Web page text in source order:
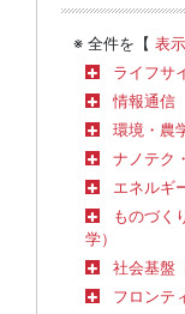
※ 全件を【 表示
ライフサ
情報通信
環境・農
ナノテク
エネルギ
ものづく
学）
社会基盤
フロンテ